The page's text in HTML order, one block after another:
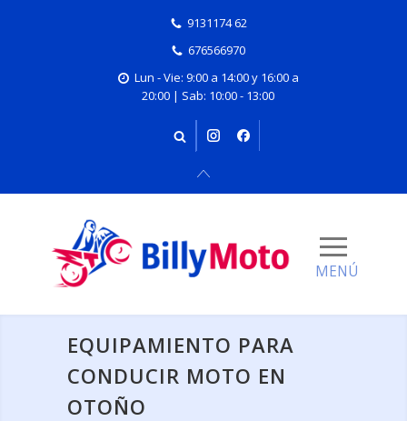
9131174 62
676566970
Lun - Vie: 9:00 a 14:00 y 16:00 a
20:00 | Sab: 10:00 - 13:00
EQUIPAMIENTO PARA
CONDUCIR MOTO EN
OTOÑO